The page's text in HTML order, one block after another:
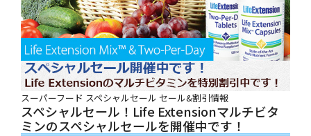
スーパーフード スペシャルセール セール&割引情報
スペシャルセール！Life Extensionマルチビタ
ミンのスペシャルセールを開催中です！